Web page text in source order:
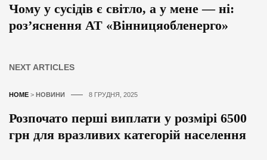
Чому у сусідів є світло, а у мене — ні:
роз’яснення АТ «Вінницяобленерго»
NEXT ARTICLES
HOME > НОВИНИ 8 ГРУДНЯ, 2025
Розпочато перші виплати у розмірі 6500
грн для вразливих категорій населення